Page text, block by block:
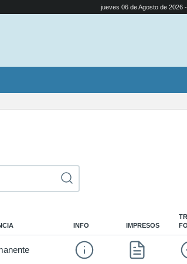
jueves 06 de Agosto de 2026
INFO IMPRESOS